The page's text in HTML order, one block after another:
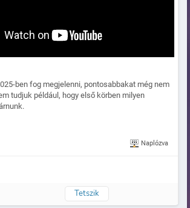
ben fog megjelenni, pontosabbakat még nem
tudjuk például, hogy első körben milyen
Naplózva
Tetszik